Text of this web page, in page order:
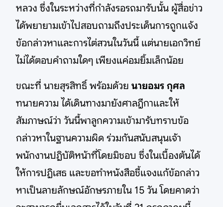
หลวง ซึ่งในระหว่างที่กำลังรอรถมารับนั้น ผู้สื่อข่าว
ได้พยายามเข้าไปสอบถามถึงประเด็นการถูกแจ้ง
ข้อกล่าวหาและการไต่สวนในวันนี้ แต่นายเอกวิทย์
ไม่ได้ตอบคำถามใดๆ เพียงแค่อมยิ้มเล็กน้อย
ขณะที่ นายสุรสิทธิ์ พร้อมด้วย นายอมร กุศล
ทนายความ ได้เดินทางมายังศาลฎีกาและให้
สัมภาษณ์ว่า วันนี้พาลูกความเข้ามารับทราบข้อ
กล่าวหาในฐานความผิด ร่วมกันสนับสนุนเจ้า
พนักงานปฏิบัติหน้าที่โดยมิชอบ ซึ่งในเบื้องต้นได้
ให้การปฏิเสธ และขอทำหนังสือชี้แจงแก้ข้อกล่าว
หาเป็นลายลักษณ์อักษรภายใน 15 วัน โดยคาดว่า